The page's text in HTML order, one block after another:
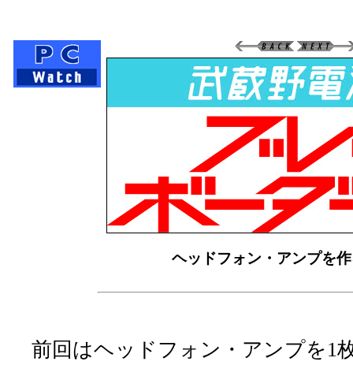
ヘッドフォン・アンプを
前回はヘッドフォン・アンプを1